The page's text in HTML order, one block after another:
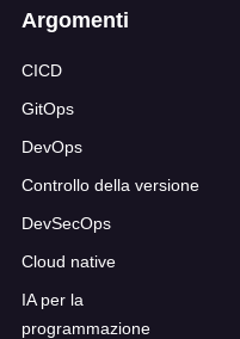
Argomenti
CICD
GitOps
DevOps
Controllo della versione
DevSecOps
Cloud native
IA per la
programmazione